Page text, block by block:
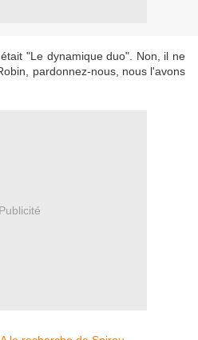
"Le dynamique duo". Non, il ne
pardonnez-nous, nous l'avons
Publicité